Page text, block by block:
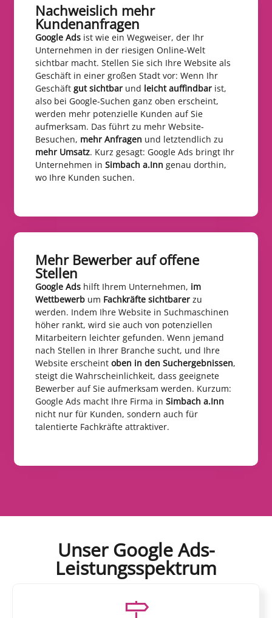
Nachweislich mehr
Kundenanfragen​
Google Ads ist wie ein Wegweiser, der Ihr
Unternehmen in der riesigen Online-Welt
sichtbar macht. Stellen Sie sich Ihre Website als
Geschäft in einer großen Stadt vor: Wenn Ihr
Geschäft gut sichtbar und leicht auffindbar ist,
also bei Google-Suchen ganz oben erscheint,
werden mehr potenzielle Kunden auf Sie
aufmerksam. Das führt zu mehr Website-
Besuchen, mehr Anfragen und letztendlich zu
mehr Umsatz. Kurz gesagt: Google Ads bringt Ihr
Unternehmen in Simbach a.Inn genau dorthin,
wo Ihre Kunden suchen.
Mehr Bewerber auf offene
Stellen​
Google Ads hilft Ihrem Unternehmen, im
Wettbewerb um Fachkräfte sichtbarer zu
werden. Indem Ihre Website in Suchmaschinen
höher rankt, wird sie auch von potenziellen
Mitarbeitern leichter gefunden. Wenn jemand
nach Stellen in Ihrer Branche sucht, und Ihre
Website erscheint oben in den Suchergebnissen,
steigt die Wahrscheinlichkeit, dass geeignete
Bewerber auf Sie aufmerksam werden. Kurzum:
Google Ads macht Ihre Firma in Simbach a.Inn
nicht nur für Kunden, sondern auch für
talentierte Fachkräfte attraktiver.
Unser Google Ads-
Leistungsspektrum